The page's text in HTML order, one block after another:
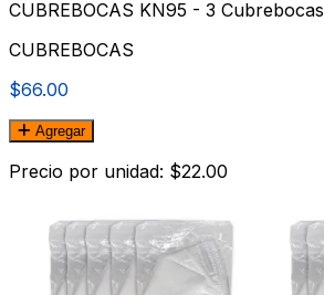
CUBREBOCAS KN95 - 3 Cubrebocas
CUBREBOCAS
$66.00
Agregar
Precio por unidad: $22.00